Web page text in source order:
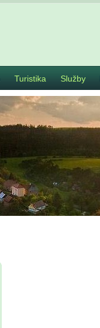
Turistika Služby